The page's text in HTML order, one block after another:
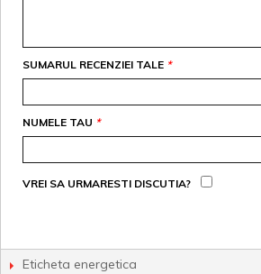
*
SUMARUL RECENZIEI TALE
*
NUMELE TAU
VREI SA URMARESTI DISCUTIA?
Eticheta energetica